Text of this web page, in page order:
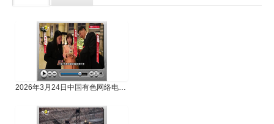
2026年3月24日中国有色网络电视新闻